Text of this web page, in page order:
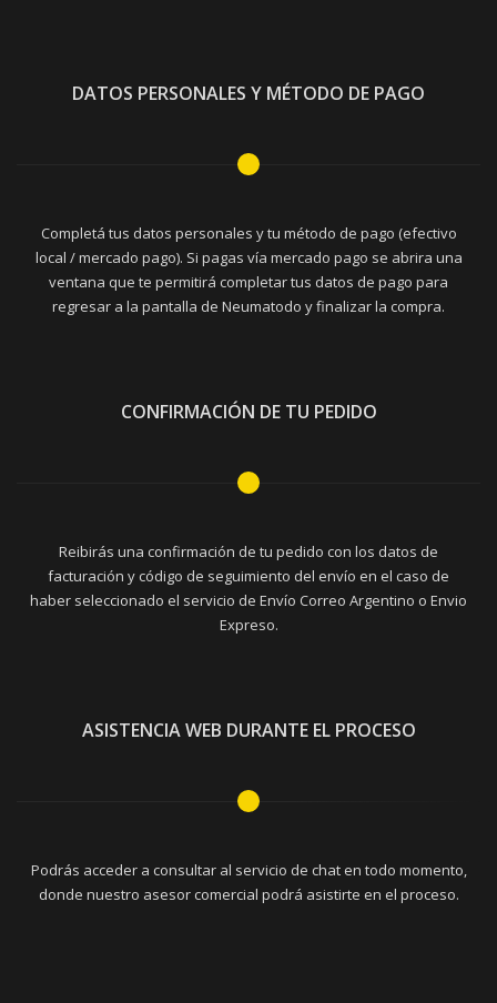
DATOS PERSONALES Y MÉTODO DE PAGO
Completá tus datos personales y tu método de pago (efectivo
local / mercado pago). Si pagas vía mercado pago se abrira una
ventana que te permitirá completar tus datos de pago para
regresar a la pantalla de Neumatodo y finalizar la compra.
CONFIRMACIÓN DE TU PEDIDO
Reibirás una confirmación de tu pedido con los datos de
facturación y código de seguimiento del envío en el caso de
haber seleccionado el servicio de Envío Correo Argentino o Envio
Expreso.
ASISTENCIA WEB DURANTE EL PROCESO
Podrás acceder a consultar al servicio de chat en todo momento,
donde nuestro asesor comercial podrá asistirte en el proceso.